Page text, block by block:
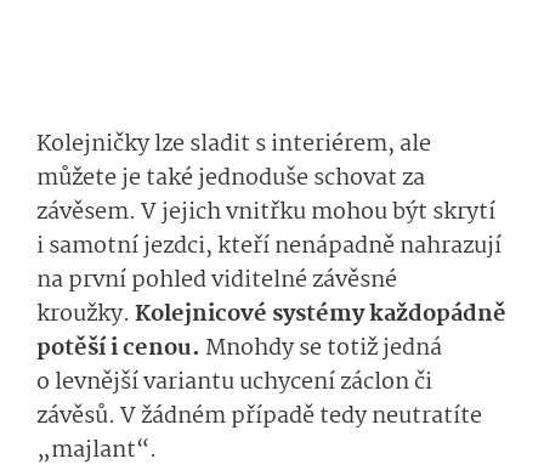
Kolejničky lze sladit s interiérem, ale
můžete je také jednoduše schovat za
závěsem. V jejich vnitřku mohou být skrytí
i samotní jezdci, kteří nenápadně nahrazují
na první pohled viditelné závěsné
kroužky. Kolej­nicové systémy každopádně
potěší i cenou. Mnohdy se totiž jedná
o levnější variantu uchycení záclon či
závěsů. V žádném případě tedy neutratíte
„majlant“.